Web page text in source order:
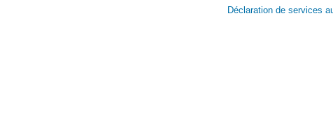
Déclaration de services